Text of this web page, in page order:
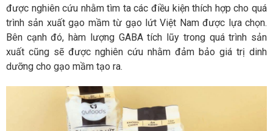
được nghiên cứu nhằm tìm ta các điều kiện thích hợp cho quá
trình sản xuất gạo mầm từ gạo lứt Việt Nam được lựa chọn.
Bên cạnh đó, hàm lượng GABA tích lũy trong quá trình sản
xuất cũng sẽ được nghiên cứu nhằm đảm bảo giá trị dinh
dưỡng cho gạo mầm tạo ra.